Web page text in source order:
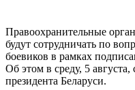
Правоохранительные
будут сотрудничать по
боевиков в рамках
Об этом в среду, 5
президента Беларуси.